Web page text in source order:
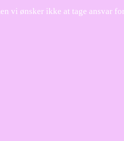
vi ønsker ikke at tage ansvar